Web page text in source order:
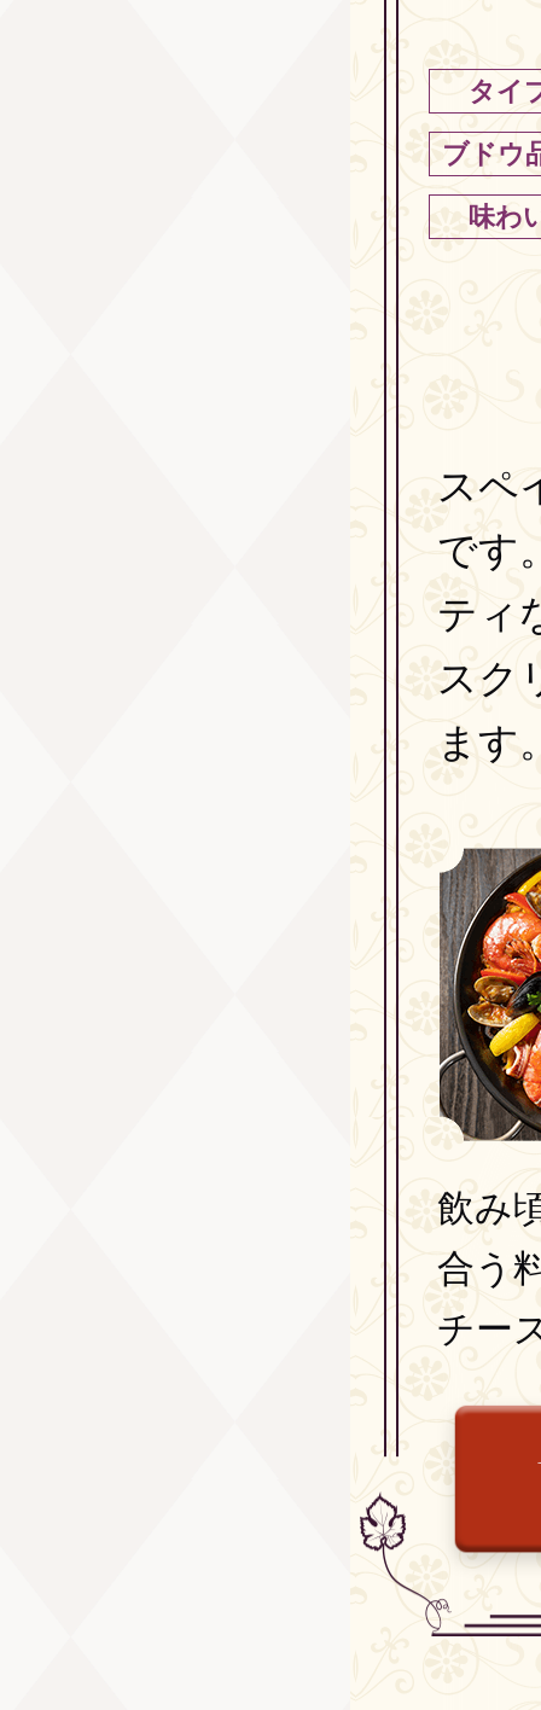
タイ
ブドウ
味わ
スペ
です
ティ
スク
ます
飲み
合う
チー